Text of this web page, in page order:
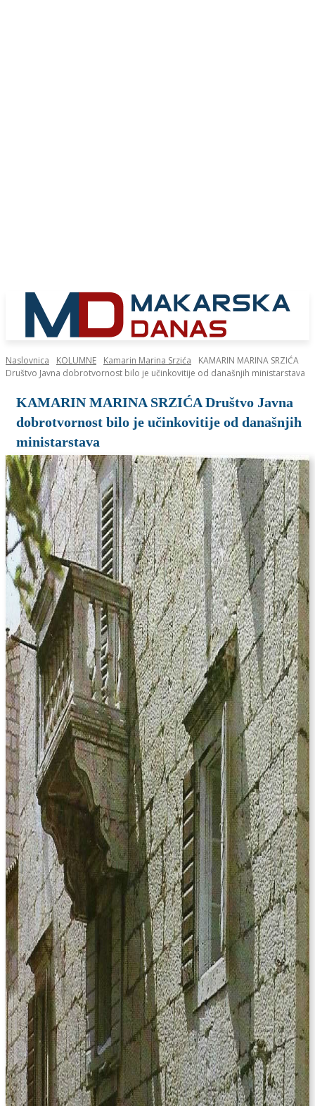
Naslovnica KOLUMNE Kamarin Marina Srzića
KAMARIN MARINA SRZIĆA
Društvo Javna dobrotvornost bilo je učinkovitije od današnjih ministarstava
KAMARIN MARINA SRZIĆA Društvo Javna
dobrotvornost bilo je učinkovitije od današnjih
ministarstava